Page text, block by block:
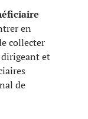
en
collecter
et
de